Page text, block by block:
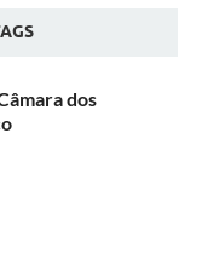
dos